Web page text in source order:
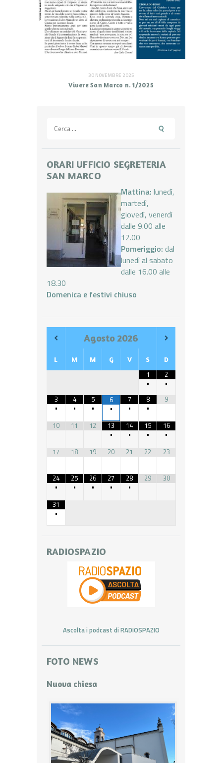
30 NOVEMBRE 2025
Vivere San Marco n. 1/2025
per:
ORARI UFFICIO SEGRETERIA
SAN MARCO
Mattina: lunedì,
martedì,
giovedì, venerdì
dalle 9.00 alle
12.00
Pomeriggio: dal
lunedì al sabato
dalle 16.00 alle
18.30
Domenica e festivi chiuso
Agosto 2026
L M M G V S D
1
•
2
•
3
•
4
•
5
•
6
•
7
•
8
•
9
10 11 12
13
•
14
•
15
•
16
•
17
18 19 20 21 22 23
24
•
25
•
26
•
27
•
28
•
29 30
31
•
RADIOSPAZIO
Ascolta i podcast di RADIOSPAZIO
FOTO NEWS
Nuova chiesa